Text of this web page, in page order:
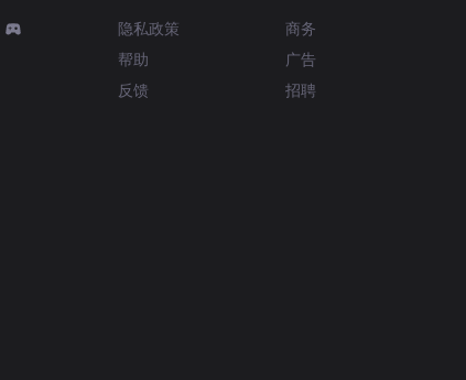
隐私政策
帮助
反馈
商务
广告
招聘